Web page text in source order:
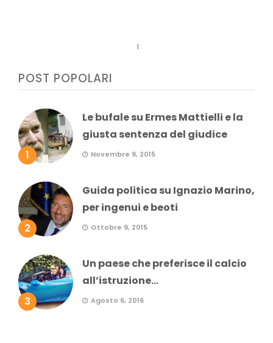
1
POST POPOLARI
1
Le bufale su Ermes Mattielli e la
giusta sentenza del giudice
Novembre 9, 2015
2
Guida politica su Ignazio Marino,
per ingenui e beoti
Ottobre 9, 2015
3
Un paese che preferisce il calcio
all’istruzione...
Agosto 6, 2016